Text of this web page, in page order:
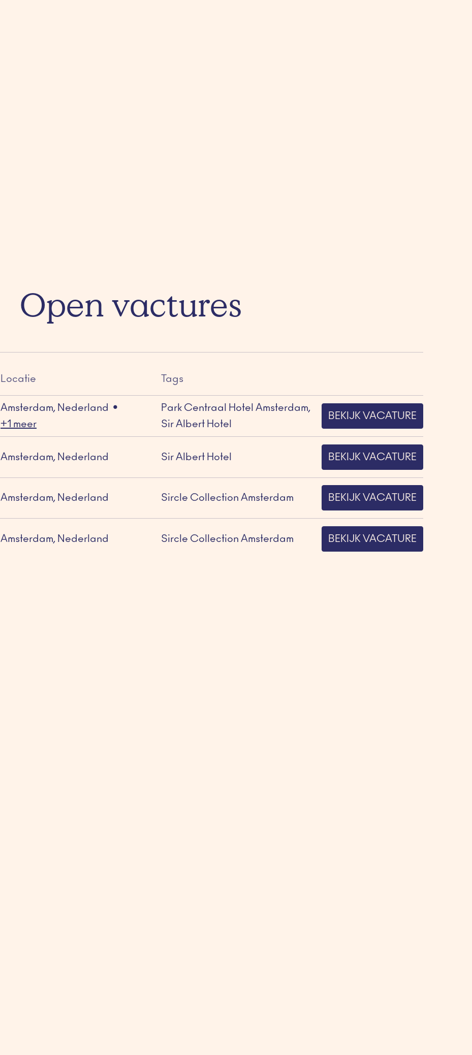
Open vactures
Locatie Tags
Amsterdam, Nederland •
+1 meer
Park Centraal Hotel Amsterdam,
Sir Albert Hotel
BEKIJK VACATURE
Amsterdam, Nederland Sir Albert Hotel BEKIJK VACATURE
Amsterdam, Nederland Sircle Collection Amsterdam BEKIJK VACATURE
Amsterdam, Nederland Sircle Collection Amsterdam BEKIJK VACATURE